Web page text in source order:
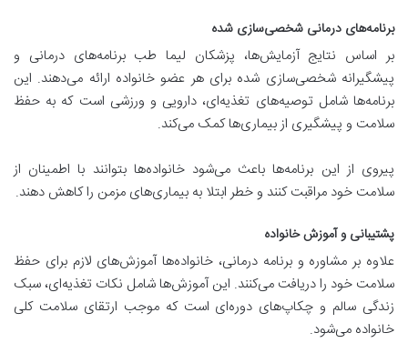
برنامه‌های درمانی شخصی‌سازی شده
بر اساس نتایج آزمایش‌ها، پزشکان لیما طب برنامه‌های درمانی و
پیشگیرانه شخصی‌سازی شده برای هر عضو خانواده ارائه می‌دهند. این
برنامه‌ها شامل توصیه‌های تغذیه‌ای، دارویی و ورزشی است که به حفظ
سلامت و پیشگیری از بیماری‌ها کمک می‌کند.
پیروی از این برنامه‌ها باعث می‌شود خانواده‌ها بتوانند با اطمینان از
سلامت خود مراقبت کنند و خطر ابتلا به بیماری‌های مزمن را کاهش دهند.
پشتیبانی و آموزش خانواده
علاوه بر مشاوره و برنامه درمانی، خانواده‌ها آموزش‌های لازم برای حفظ
سلامت خود را دریافت می‌کنند. این آموزش‌ها شامل نکات تغذیه‌ای، سبک
زندگی سالم و چکاپ‌های دوره‌ای است که موجب ارتقای سلامت کلی
خانواده می‌شود.